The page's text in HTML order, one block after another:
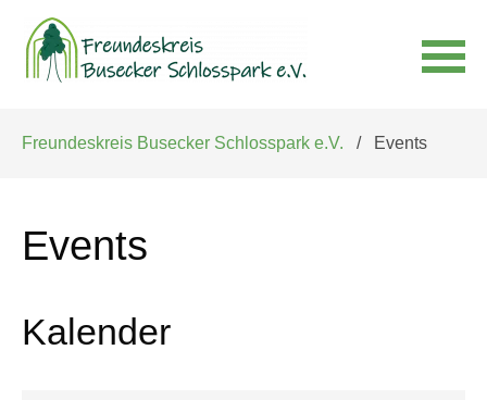
überspringen
Freundeskreis Busecker Schlosspark e.V. Events
Events
Kalender